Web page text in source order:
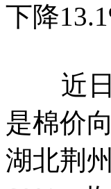
下降
近日
是棉价
湖北荆